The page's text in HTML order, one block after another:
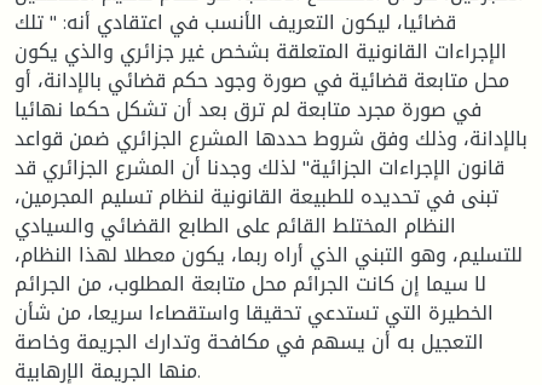
قضائيا، ليكون التعريف الأنسب في اعتقادي أنه: '' تلك
الإجراءات القانونية المتعلقة بشخص غير جزائري والذي يكون
محل متابعة قضائية في صورة وجود حكم قضائي بالإدانة، أو
في صورة مجرد متابعة لم ترق بعد أن تشكل حكما نهائيا
بالإدانة، وذلك وفق شروط حددها المشرع الجزائري ضمن قواعد
قانون الإجراءات الجزائية'' لذلك وجدنا أن المشرع الجزائري قد
تبنى في تحديده للطبيعة القانونية لنظام تسليم المجرمين،
النظام المختلط القائم على الطابع القضائي والسيادي
للتسليم، وهو التبني الذي أراه ربما، يكون معطلا لهذا النظام،
لا سيما إن كانت الجرائم محل متابعة المطلوب، من الجرائم
الخطيرة التي تستدعي تحقيقا واستقصاءا سريعا، من شأن
التعجيل به أن يسهم في مكافحة وتدارك الجريمة وخاصة
منها الجريمة الإرهابية.